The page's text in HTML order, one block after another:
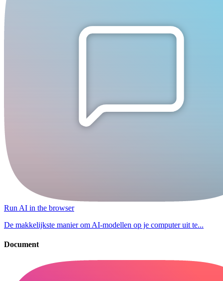
Run AI in the browser
De makkelijkste manier om AI-modellen op je computer uit te...
Document